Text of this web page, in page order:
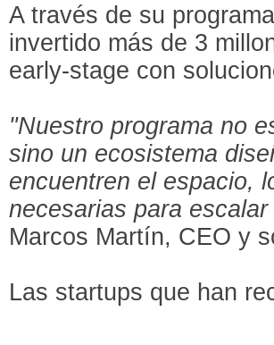
A través de su
invertido más de 3
early-stage con
"Nuestro programa no
sino un ecosistema
encuentren el espacio,
necesarias para
Marcos Martín, CEO y
Las startups que han